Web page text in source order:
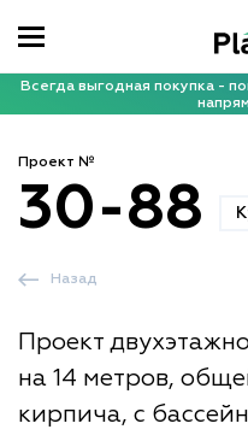
Всегда выгодная покупка -
Проект №
30-88
Проект
на 14 метров,
кирпича, с
Назад